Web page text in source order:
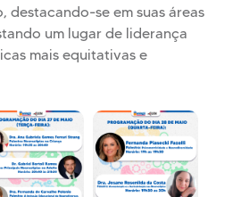
destacando-se em suas áreas
um lugar de liderança
mais equitativas e